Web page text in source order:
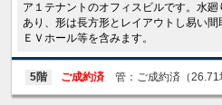
ア１テナントのオフィスビルです。水
あり、形は長方形とレイアウトし易い間
ＥＶホール等を含みます。
5階 ご成約済 管：ご成約済（26.71